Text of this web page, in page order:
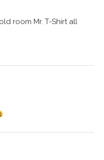
room Mr. T-Shirt all